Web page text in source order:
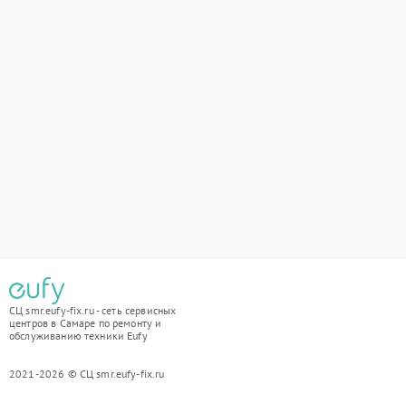
СЦ smr.eufy-fix.ru - сеть сервисных
центров в Самаре по ремонту и
обслуживанию техники Eufy
2021-2026 © СЦ smr.eufy-fix.ru